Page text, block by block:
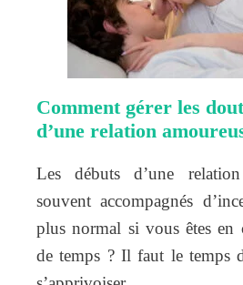
Comment gérer les
d’une relation
Les débuts d’une
souvent accompagnés
plus normal si vous êtes en
de temps ? Il faut le temps